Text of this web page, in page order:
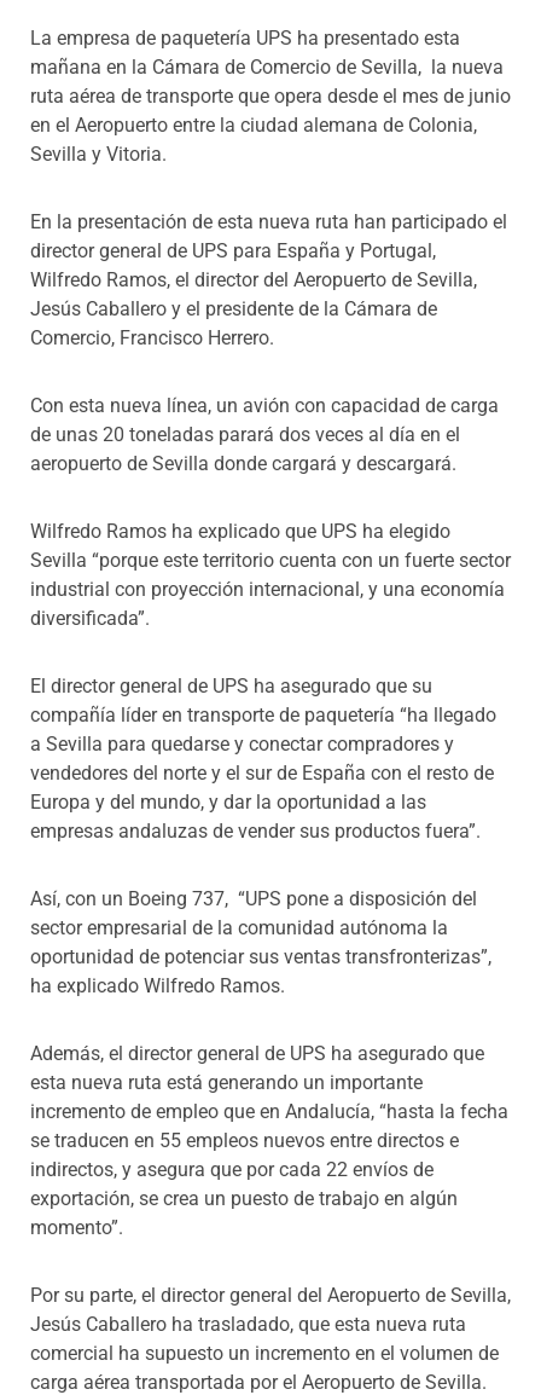
La empresa de paquetería UPS ha presentado esta
mañana en la Cámara de Comercio de Sevilla, la nueva
ruta aérea de transporte que opera desde el mes de junio
en el Aeropuerto entre la ciudad alemana de Colonia,
Sevilla y Vitoria.
En la presentación de esta nueva ruta han participado el
director general de UPS para España y Portugal,
Wilfredo Ramos, el director del Aeropuerto de Sevilla,
Jesús Caballero y el presidente de la Cámara de
Comercio, Francisco Herrero.
Con esta nueva línea, un avión con capacidad de carga
de unas 20 toneladas parará dos veces al día en el
aeropuerto de Sevilla donde cargará y descargará.
Wilfredo Ramos ha explicado que UPS ha elegido
Sevilla “porque este territorio cuenta con un fuerte sector
industrial con proyección internacional, y una economía
diversificada”.
El director general de UPS ha asegurado que su
compañía líder en transporte de paquetería “ha llegado
a Sevilla para quedarse y conectar compradores y
vendedores del norte y el sur de España con el resto de
Europa y del mundo, y dar la oportunidad a las
empresas andaluzas de vender sus productos fuera”.
Así, con un Boeing 737, “UPS pone a disposición del
sector empresarial de la comunidad autónoma la
oportunidad de potenciar sus ventas transfronterizas”,
ha explicado Wilfredo Ramos.
Además, el director general de UPS ha asegurado que
esta nueva ruta está generando un importante
incremento de empleo que en Andalucía, “hasta la fecha
se traducen en 55 empleos nuevos entre directos e
indirectos, y asegura que por cada 22 envíos de
exportación, se crea un puesto de trabajo en algún
momento”.
Por su parte, el director general del Aeropuerto de Sevilla,
Jesús Caballero ha trasladado, que esta nueva ruta
comercial ha supuesto un incremento en el volumen de
carga aérea transportada por el Aeropuerto de Sevilla.